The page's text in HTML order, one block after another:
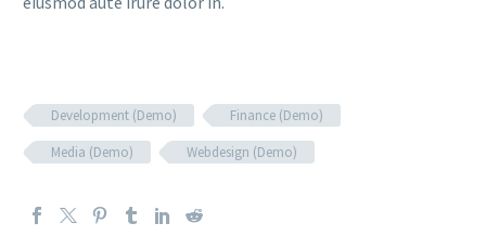
Development (Demo)
Finance (Demo)
Media (Demo)
Webdesign (Demo)